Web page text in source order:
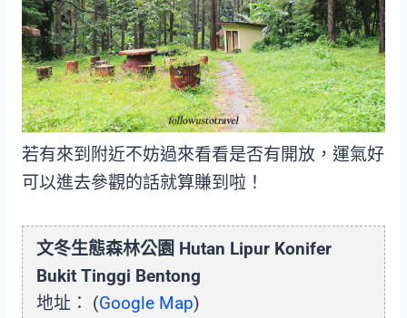
若有來到附近不妨過來看看是否有開放，運氣好
可以進去參觀的話就算賺到啦！
文冬生態森林公園 Hutan Lipur Konifer
Bukit Tinggi Bentong
地址： (Google Map)